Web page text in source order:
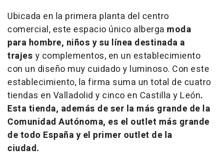
Ubicada en la primera planta del centro
comercial, este espacio único alberga moda
para hombre, niños y su línea destinada a
trajes y complementos, en un establecimiento
con un diseño muy cuidado y luminoso. Con este
establecimiento, la firma suma un total de cuatro
tiendas en Valladolid y cinco en Castilla y León.
Esta tienda, además de ser la más grande de la
Comunidad Autónoma, es el outlet más grande
de todo España y el primer outlet de la
ciudad.